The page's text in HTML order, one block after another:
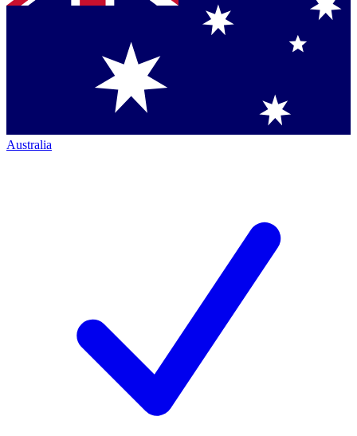
Australia